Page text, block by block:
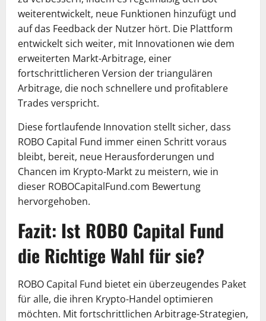
weiterentwickelt, neue Funktionen hinzufügt und
auf das Feedback der Nutzer hört. Die Plattform
entwickelt sich weiter, mit Innovationen wie dem
erweiterten Markt-Arbitrage, einer
fortschrittlicheren Version der triangulären
Arbitrage, die noch schnellere und profitablere
Trades verspricht.
Diese fortlaufende Innovation stellt sicher, dass
ROBO Capital Fund immer einen Schritt voraus
bleibt, bereit, neue Herausforderungen und
Chancen im Krypto-Markt zu meistern, wie in
dieser ROBOCapitalFund.com Bewertung
hervorgehoben.
Fazit: Ist ROBO Capital Fund
die Richtige Wahl für sie?
ROBO Capital Fund bietet ein überzeugendes Paket
für alle, die ihren Krypto-Handel optimieren
möchten. Mit fortschrittlichen Arbitrage-Strategien,